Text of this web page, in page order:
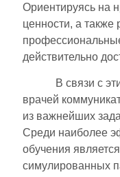
Ориентируясь на
ценности, а также
действительно
В связи с этим
врачей
из важнейших
Среди наиболее
обучения
симулированных